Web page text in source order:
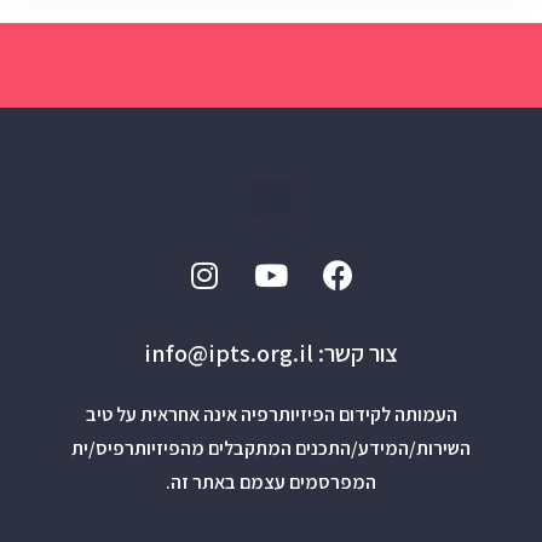
צור קשר: info@ipts.org.il
העמותה לקידום הפיזיותרפיה אינה אחראית על טיב
השירות/המידע/התכנים המתקבלים מהפיזיותרפיס/ית
המפרסמים עצמם באתר זה.